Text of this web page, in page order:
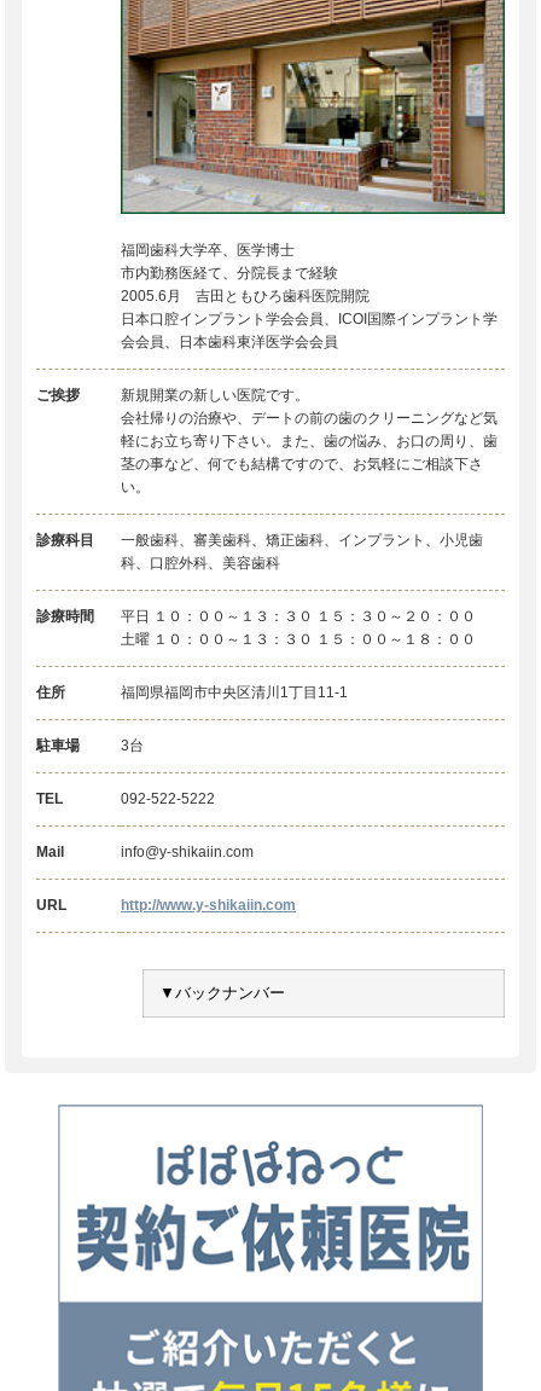
福岡歯科大学卒、医学博士
市内勤務医経て、分院長まで経験
2005.6月 吉田ともひろ歯科医院開院
日本口腔インプラント学会会員、ICOI国際インプラント学
会会員、日本歯科東洋医学会会員
ご挨拶
新規開業の新しい医院です。
会社帰りの治療や、デートの前の歯のクリーニングなど気
軽にお立ち寄り下さい。また、歯の悩み、お口の周り、歯
茎の事など、何でも結構ですので、お気軽にご相談下さ
い。
診療科目
一般歯科、審美歯科、矯正歯科、インプラント、小児歯
科、口腔外科、美容歯科
診療時間
平日 １０：００～１３：３０ １５：３０～２０：００
土曜 １０：００～１３：３０ １５：００～１８：００
住所 福岡県福岡市中央区清川1丁目11-1
駐車場 3台
TEL 092-522-5222
Mail info@y-shikaiin.com
URL http://www.y-shikaiin.com